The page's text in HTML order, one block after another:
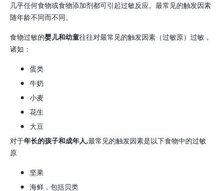
几乎任何食物或食物添加剂都可引起过敏反应。最常见的触发因素
随年龄不同而不同。
食物过敏的婴儿和幼童往往对最常见的触发因素（过敏原）过敏，
诸如：
蛋类
牛奶
小麦
花生
大豆
对于年长的孩子和成年人,最常见的触发因素是以下食物中的过敏
原
坚果
海鲜，包括贝类